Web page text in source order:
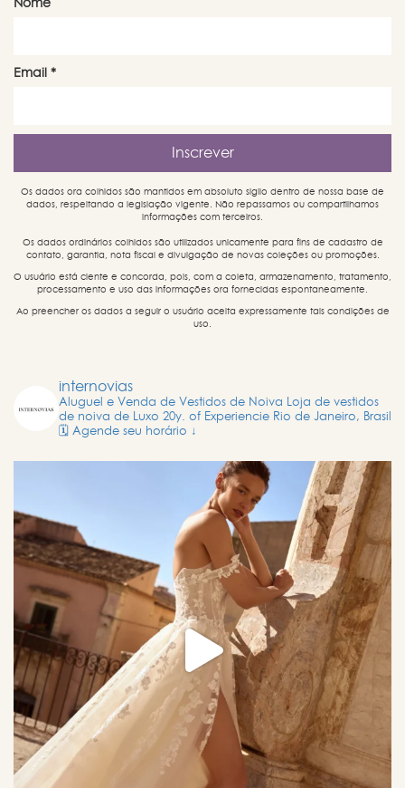
Nome
Email *
Os dados ora colhidos são mantidos em absoluto sigilo dentro de nossa base de
dados, respeitando a legislação vigente. Não repassamos ou compartilhamos
informações com terceiros.
Os dados ordinários colhidos são utilizados unicamente para fins de cadastro de
contato, garantia, nota fiscal e divulgação de novas coleções ou promoções.
O usuário está ciente e concorda, pois, com a coleta, armazenamento, tratamento,
processamento e uso das informações ora fornecidas espontaneamente.
Ao preencher os dados a seguir o usuário aceita expressamente tais condições de
uso.
internovias
Aluguel e Venda de Vestidos de Noiva Loja de vestidos
de noiva de Luxo 20y. of Experiencie Rio de Janeiro, Brasil
🗓️ Agende seu horário ↓